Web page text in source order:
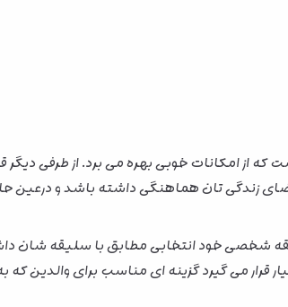
امکانات خوبی بهره می برد. از طرفی دیگر
زندگی تان هماهنگی داشته باشد و
شخصی خود انتخابی مطابق با سلیقه شان
قرار می گیرد گزینه ای مناسب برای والدین